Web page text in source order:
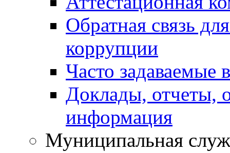
Обратная связь
коррупции
Часто задаваемые
Доклады, отчеты,
информация
Муниципальная